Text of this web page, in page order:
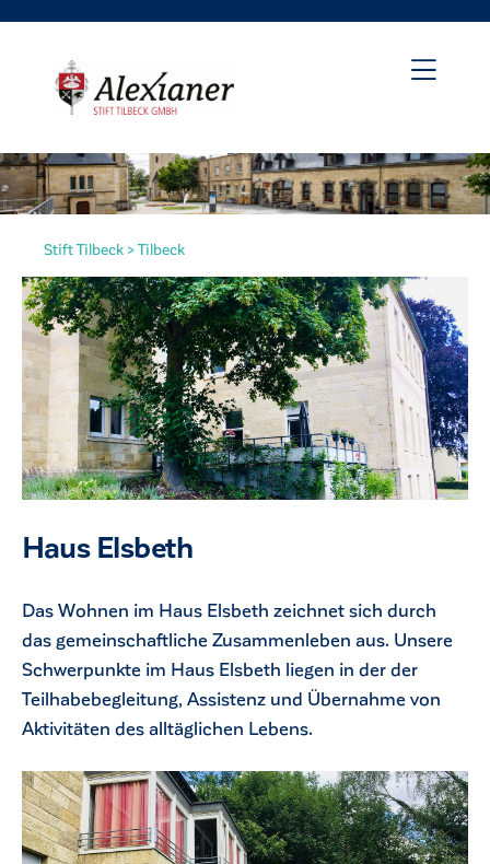
Stift Tilbeck >Tilbeck
Haus Elsbeth
Das Wohnen im Haus Elsbeth zeichnet sich durch
das gemeinschaftliche Zusammenleben aus. Unsere
Schwerpunkte im Haus Elsbeth liegen in der der
Teilhabebegleitung, Assistenz und Übernahme von
Aktivitäten des alltäglichen Lebens.